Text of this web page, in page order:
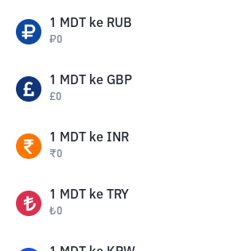
1 MDT ke RUB
₽0
1 MDT ke GBP
£0
1 MDT ke INR
₹0
1 MDT ke TRY
₺0